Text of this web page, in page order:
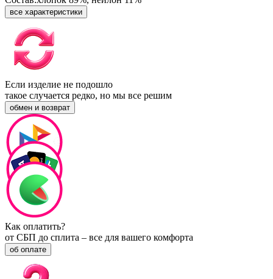
все характеристики
Если изделие не подошло
такое случается редко, но мы все решим
обмен и возврат
Как оплатить?
от СБП до сплита – все для вашего комфорта
об оплате